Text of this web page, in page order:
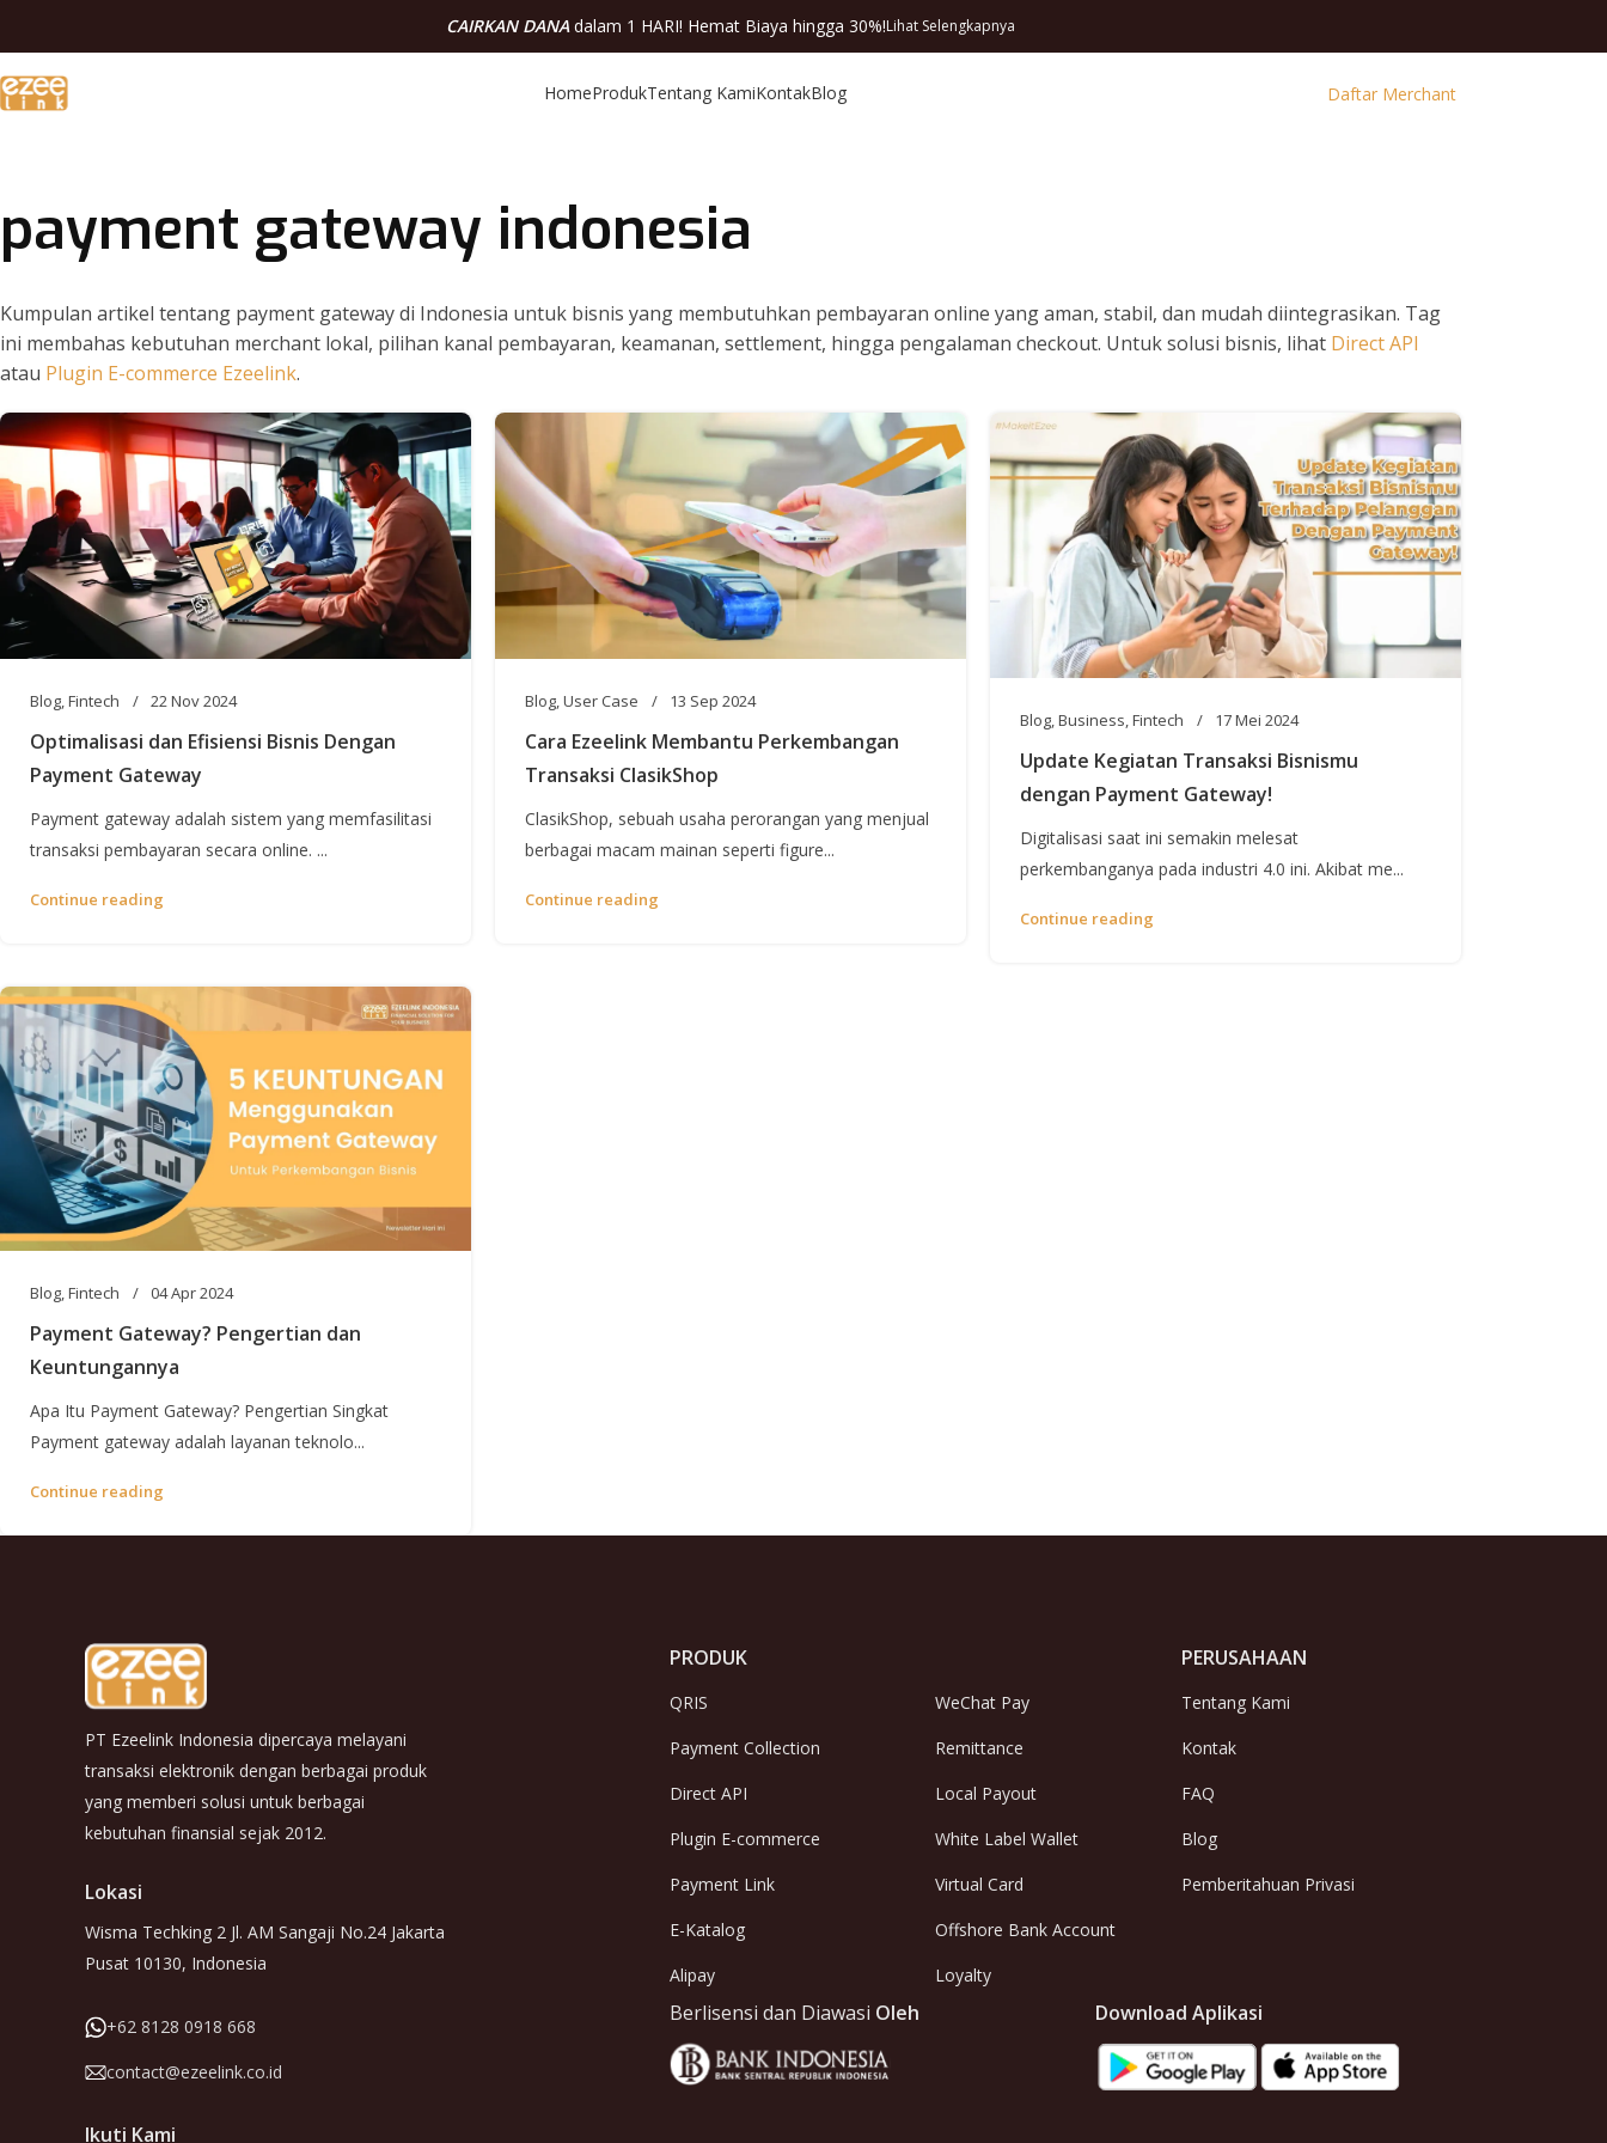
CAIRKAN DANAdalam 1 HARI! Hemat Biaya hingga 30%!Lihat Selengkapnya
HomeProdukTentang KamiKontakBlog Daftar Merchant
payment gateway indonesia
Kumpulan artikel tentang payment gateway di Indonesia untuk bisnis yang membutuhkan pembayaran online yang aman, stabil, dan mudah diintegrasikan. Tag
ini membahas kebutuhan merchant lokal, pilihan kanal pembayaran, keamanan, settlement, hingga pengalaman checkout. Untuk solusi bisnis, lihat Direct API
atau Plugin E-commerce Ezeelink.
Blog,Fintech 22 Nov 2024
Optimalisasi dan Efisiensi Bisnis Dengan
Payment Gateway
Payment gateway adalah sistem yang memfasilitasi
transaksi pembayaran secara online. ...
Continue reading
Blog,User Case 13 Sep 2024
Cara Ezeelink Membantu Perkembangan
Transaksi ClasikShop
ClasikShop, sebuah usaha perorangan yang menjual
berbagai macam mainan seperti figure...
Continue reading
Blog,Business,Fintech 17 Mei 2024
Update Kegiatan Transaksi Bisnismu
dengan Payment Gateway!
Digitalisasi saat ini semakin melesat
perkembanganya pada industri 4.0 ini. Akibat me...
Continue reading
Blog,Fintech 04 Apr 2024
Payment Gateway? Pengertian dan
Keuntungannya
Apa Itu Payment Gateway? Pengertian Singkat
Payment gateway adalah layanan teknolo...
Continue reading
PT Ezeelink Indonesia dipercaya melayani
transaksi elektronik dengan berbagai produk
yang memberi solusi untuk berbagai
kebutuhan finansial sejak 2012.
Lokasi
Wisma Techking 2 Jl. AM Sangaji No.24 Jakarta
Pusat 10130, Indonesia
+62 8128 0918 668
contact@ezeelink.co.id
Ikuti Kami
PRODUK
QRIS
Payment Collection
Direct API
Plugin E-commerce
Payment Link
E-Katalog
Alipay
WeChat Pay
Remittance
Local Payout
White Label Wallet
Virtual Card
Offshore Bank Account
Loyalty
PERUSAHAAN
Tentang Kami
Kontak
FAQ
Blog
Pemberitahuan Privasi
Berlisensi dan Diawasi Oleh Download Aplikasi